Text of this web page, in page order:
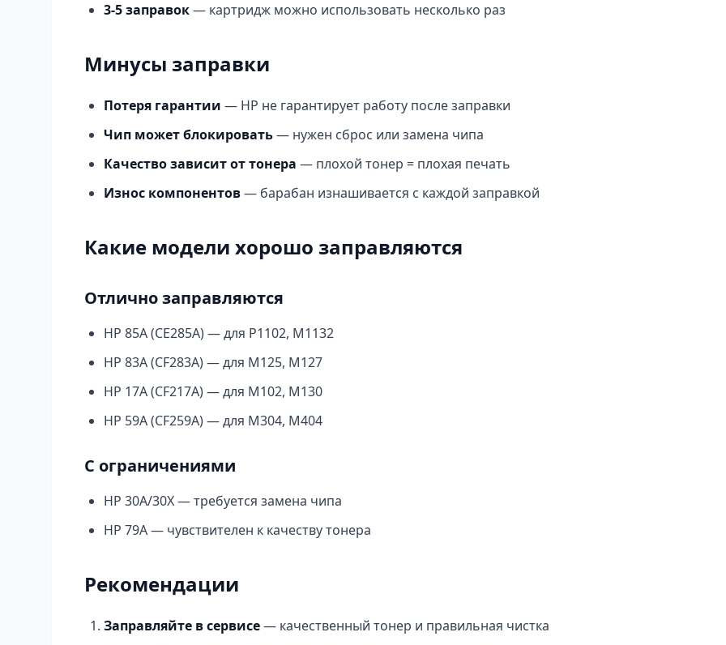
3-5 заправок— картридж можно использовать несколько раз
Минусы заправки
Потеря гарантии — HP не гарантирует работу после заправки
Чип может блокировать— нужен сброс или замена чипа
Качество зависит от тонера — плохой тонер = плохая печать
Износ компонентов— барабан изнашивается с каждой заправкой
Какие модели хорошо заправляются
Отлично заправляются
HP 85A (CE285A) — для P1102, M1132
HP 83A (CF283A) — для M125, M127
HP 17A (CF217A) — для M102, M130
HP 59A (CF259A) — для M304, M404
С ограничениями
HP 30A/30X — требуется замена чипа
HP 79A — чувствителен к качеству тонера
Рекомендации
Заправляйте в сервисе— качественный тонер и правильная чистка